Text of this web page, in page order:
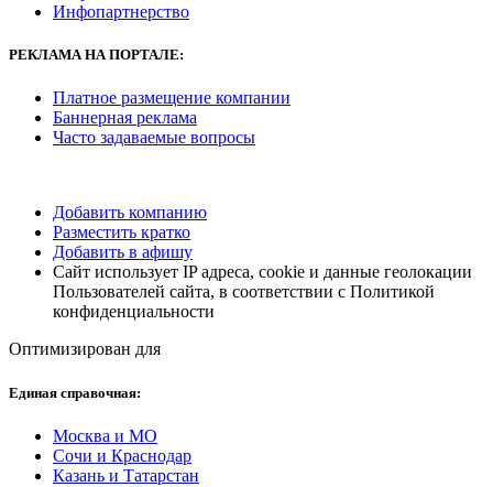
Инфопартнерство
РЕКЛАМАНА ПОРТАЛЕ:
Платное размещение компании
Баннерная реклама
Часто задаваемые вопросы
Добавить компанию
Разместить кратко
Добавить в афишу
Сайт использует IP адреса, cookie и данные геолокации
Пользователей сайта, в соответствии с Политикой
конфиденциальности
Оптимизирован для
Единая справочная:
Москва и МО
Сочи и Краснодар
Казань и Татарстан